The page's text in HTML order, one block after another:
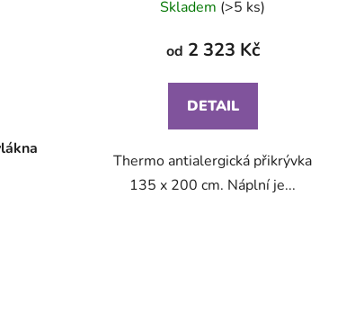
Skladem (>5 ks)
od 2 323 Kč
DETAIL
Thermo antialergická přikrývka
135 x 200 cm. Náplní je...